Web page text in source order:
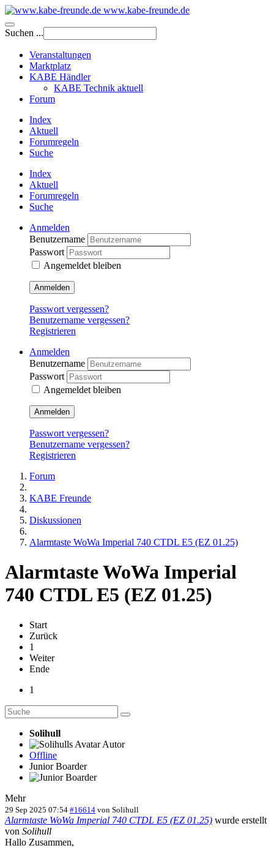
www.kabe-freunde.de
Suchen ...
Veranstaltungen
Marktplatz
KABE Händler
KABE Technik aktuell
Forum
Index
Aktuell
Forumregeln
Suche
Index
Aktuell
Forumregeln
Suche
Anmelden
Benutzername
Passwort
Angemeldet bleiben
Anmelden
Passwort vergessen?
Benutzername vergessen?
Registrieren
Anmelden
Benutzername
Passwort
Angemeldet bleiben
Anmelden
Passwort vergessen?
Benutzername vergessen?
Registrieren
Forum
KABE Freunde
Diskussionen
Alarmtaste WoWa Imperial 740 CTDL E5 (EZ 01.25)
Alarmtaste WoWa Imperial
740 CTDL E5 (EZ 01.25)
Start
Zurück
1
Weiter
Ende
1
Solihull
Autor
Offline
Junior Boarder
Mehr
29 Sep 2025 07:54 #16614 von Solihull
Alarmtaste WoWa Imperial 740 CTDL E5 (EZ 01.25) wurde erstellt
von Solihull
Hallo Zusammen,